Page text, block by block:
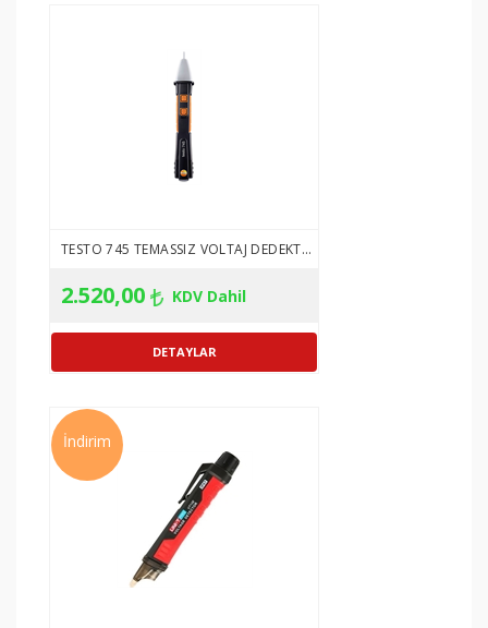
TESTO 745 TEMASSIZ VOLTAJ DEDEKTÖRÜ ( ÜRÜN NO: 0590 7450)
2.520,00 KDV Dahil
İndirim